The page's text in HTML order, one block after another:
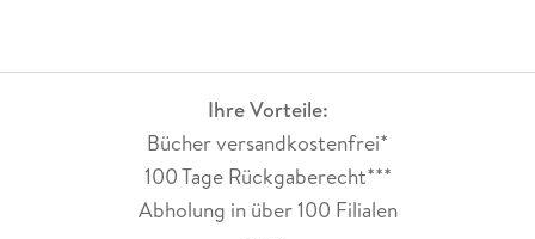
Ihre Vorteile:
Bücher versandkostenfrei*
100 Tage Rückgaberecht***
Abholung in über 100 Filialen